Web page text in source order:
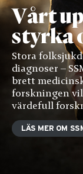
Vårt
styrka
Stora
diagnoser –
brett
forskningen
värdefull
LÄS MER OM
se personligt
anpassat
innehåll och
erbjudanden.